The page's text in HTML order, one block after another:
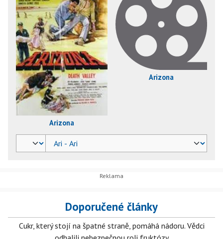
Arizona
Arizona
Doporučené články
Cukr, který stojí na špatné straně, pomáhá nádoru. Vědci